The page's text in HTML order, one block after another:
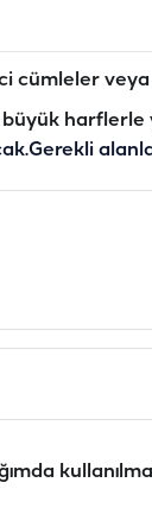
veya
harflerle
Gerekli